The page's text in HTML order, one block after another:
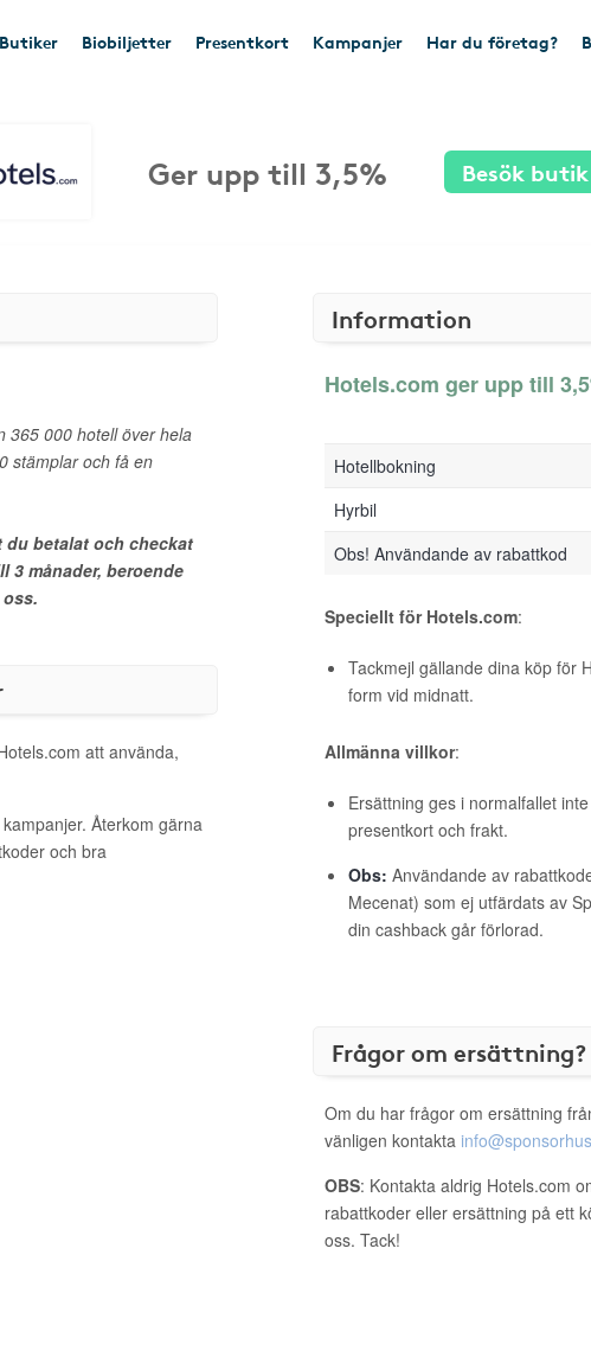
Butiker Biobiljetter Presentkort Kampanjer Har du företag?
Ger upp till 3,5% Besök butik
365 000 hotell över hela
stämplar och få en
betalat och checkat
3 månader, beroende
att använda,
Återkom gärna
och bra
Information
Hotels.com ger upp till
Hotellbokning
Hyrbil
Obs! Användande av rabattkod
Speciellt för Hotels.com:
Tackmejl gällande dina köp för
form vid midnatt.
Allmänna villkor:
Ersättning ges i normalfallet
presentkort och frakt.
Obs: Användande av
Mecenat) som ej utfärdats av
din cashback går förlorad.
Frågor om ersättning?
Om du har frågor om ersättning
vänligen kontakta
OBS: Kontakta aldrig Hotels.com
rabattkoder eller ersättning på ett
oss. Tack!